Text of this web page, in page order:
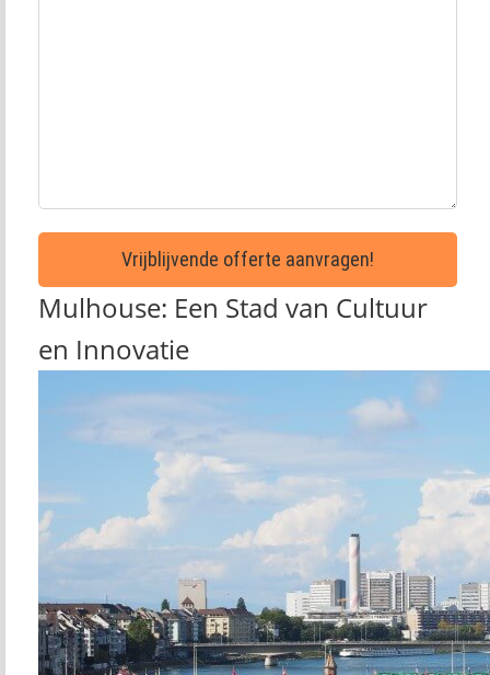
Mulhouse: Een Stad van Cultuur
en Innovatie